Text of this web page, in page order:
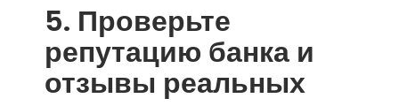
5. Проверьте
репутацию банка и
отзывы реальных